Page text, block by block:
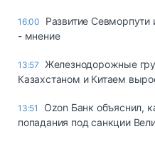
16:00
Развитие Севморпути
- мнение
13:57
Железнодорожные
Казахстаном и Китаем
13:51
Ozon Банк объяснил,
попадания под санкции